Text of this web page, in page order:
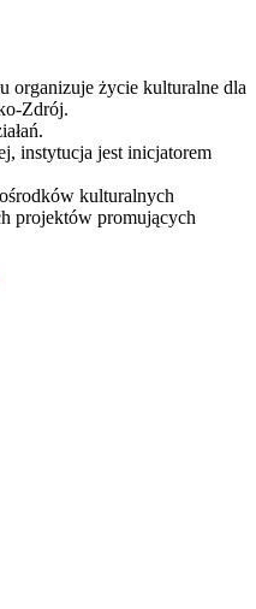
organizuje życie kulturalne dla
Zdrój.
instytucja jest inicjatorem
kulturalnych
projektów promujących